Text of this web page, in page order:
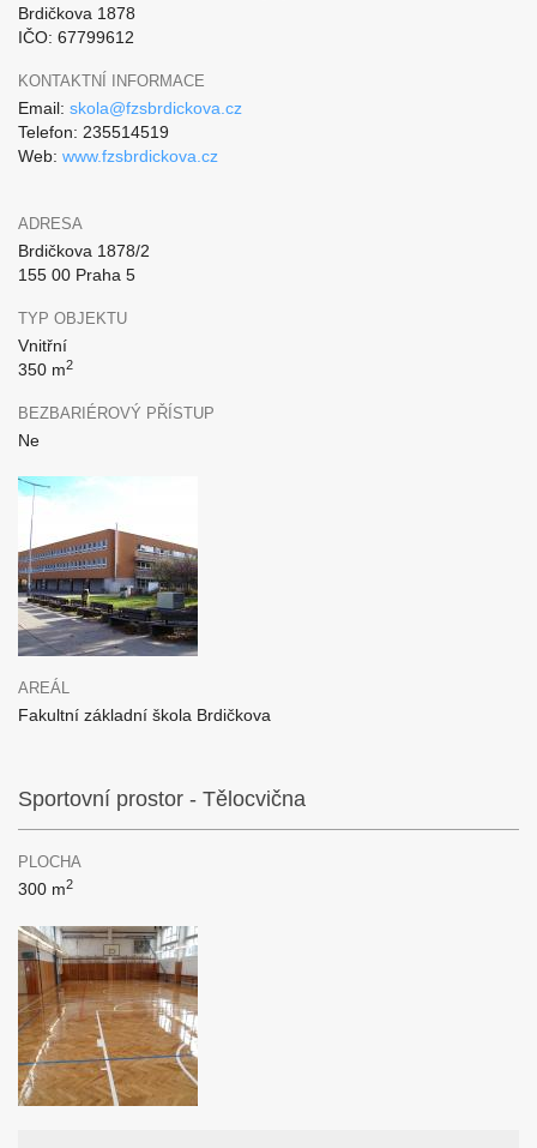
Brdičkova 1878
IČO: 67799612
KONTAKTNÍ INFORMACE
Email: skola@fzsbrdickova.cz
Telefon: 235514519
Web: www.fzsbrdickova.cz
ADRESA
Brdičkova 1878/2
155 00 Praha 5
TYP OBJEKTU
Vnitřní
350 m2
BEZBARIÉROVÝ PŘÍSTUP
Ne
AREÁL
Fakultní základní škola Brdičkova
Sportovní prostor - Tělocvična
PLOCHA
300 m2